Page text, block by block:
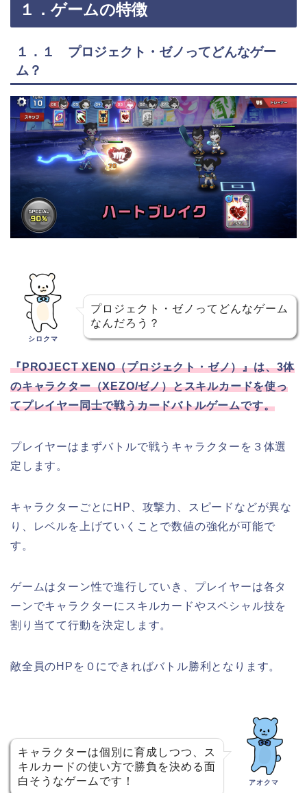
１．ゲームの特徴
１．１ プロジェクト・ゼノってどんなゲー
ム？
シロクマ
プロジェクト・ゼノってどんなゲーム
なんだろう？
『PROJECT XENO（プロジェクト・ゼノ）』は、3体
のキャラクター（XEZO/ゼノ）とスキルカードを使っ
てプレイヤー同士で戦うカードバトルゲームです。
プレイヤーはまずバトルで戦うキャラクターを３体選
定します。
キャラクターごとにHP、攻撃力、スピードなどが異な
り、レベルを上げていくことで数値の強化が可能で
す。
ゲームはターン性で進行していき、プレイヤーは各タ
ーンでキャラクターにスキルカードやスペシャル技を
割り当てて行動を決定します。
敵全員のHPを０にできればバトル勝利となります。
キャラクターは個別に育成しつつ、ス
キルカードの使い方で勝負を決める面
白そうなゲームです！
アオクマ